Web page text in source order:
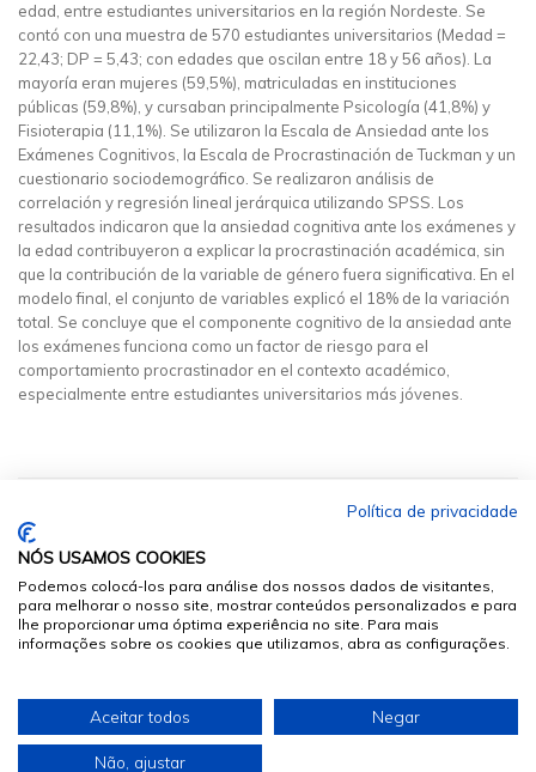
edad, entre estudiantes universitarios en la región Nordeste. Se
contó con una muestra de 570 estudiantes universitarios (Medad =
22,43; DP = 5,43; con edades que oscilan entre 18 y 56 años). La
mayoría eran mujeres (59,5%), matriculadas en instituciones
públicas (59,8%), y cursaban principalmente Psicología (41,8%) y
Fisioterapia (11,1%). Se utilizaron la Escala de Ansiedad ante los
Exámenes Cognitivos, la Escala de Procrastinación de Tuckman y un
cuestionario sociodemográfico. Se realizaron análisis de
correlación y regresión lineal jerárquica utilizando SPSS. Los
resultados indicaron que la ansiedad cognitiva ante los exámenes y
la edad contribuyeron a explicar la procrastinación académica, sin
que la contribución de la variable de género fuera significativa. En el
modelo final, el conjunto de variables explicó el 18% de la variación
total. Se concluye que el componente cognitivo de la ansiedad ante
los exámenes funciona como un factor de riesgo para el
comportamiento procrastinador en el contexto académico,
especialmente entre estudiantes universitarios más jóvenes.
© 2026 Sumários.org
. Todos os Direitos Reservados
Desenvolvido por
Política de privacidade
NÓS USAMOS COOKIES
Podemos colocá-los para análise dos nossos dados de visitantes,
para melhorar o nosso site, mostrar conteúdos personalizados e para
lhe proporcionar uma óptima experiência no site. Para mais
informações sobre os cookies que utilizamos, abra as configurações.
Aceitar todos Negar
Não, ajustar